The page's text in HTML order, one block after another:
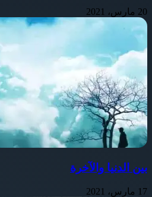
20 مارس، 2021
بين الدنيا والآخرة
17 مارس، 2021